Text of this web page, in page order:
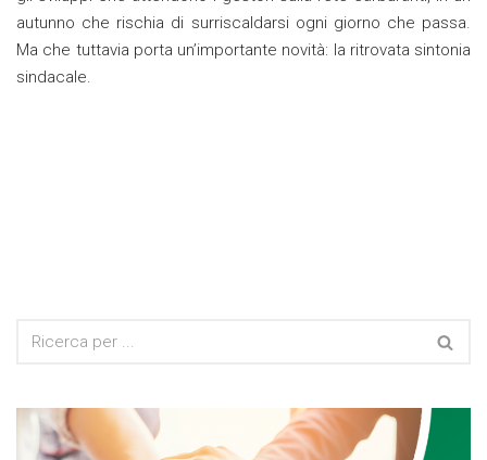
autunno che rischia di surriscaldarsi ogni giorno che passa.
Ma che tuttavia porta un’importante novità: la ritrovata sintonia
sindacale.